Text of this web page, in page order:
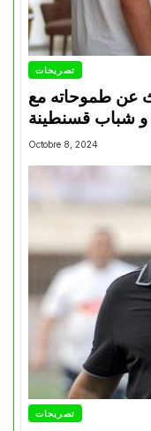
تصريحات
عن طموحاته مع
و شباب قسنطينة
Octobre 8, 2024
تصريحات